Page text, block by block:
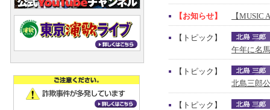
【お知らせ】 【MUSIC
【トピック】
午年に名
【トピック】
北島三郎
【トピック】